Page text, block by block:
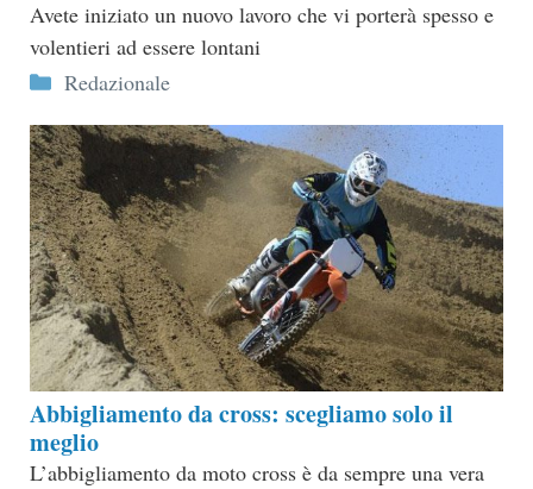
Avete iniziato un nuovo lavoro che vi porterà spesso e
volentieri ad essere lontani
Categorie
Redazionale
Abbigliamento da cross: scegliamo solo il
meglio
L’abbigliamento da moto cross è da sempre una vera